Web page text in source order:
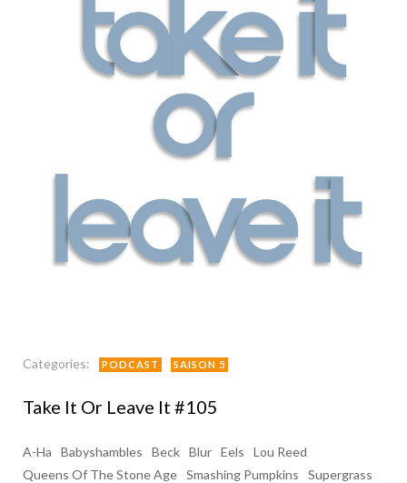
Categories: PODCAST SAISON 5
Take It Or Leave It #105
A-Ha Babyshambles Beck Blur Eels
Lou Reed
Queens Of The Stone Age Smashing Pumpkins
Supergrass